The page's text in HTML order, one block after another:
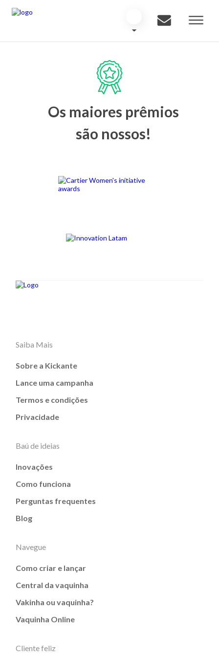
Os maiores prêmios
são nossos!
Saiba Mais
Sobre a Kickante
Lance uma campanha
Termos e condições
Privacidade
Baú de ideias
Inovações
Como funciona
Perguntas frequentes
Blog
Navegue
Como criar e lançar
Central da vaquinha
Vakinha ou vaquinha?
Vaquinha Online
Cliente feliz